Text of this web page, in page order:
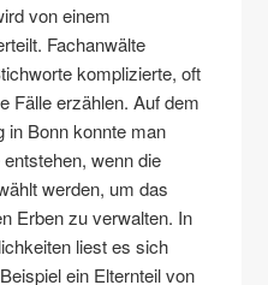
von einem
Fachanwälte
komplizierte, oft
Fälle erzählen. Auf dem
in Bonn konnte man
wenn die
werden, um das
Erben zu verwalten. In
liest es sich
ein Elternteil von